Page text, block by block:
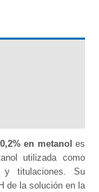
en metanol es
utilizada como
titulaciones. Su
de la solución en la